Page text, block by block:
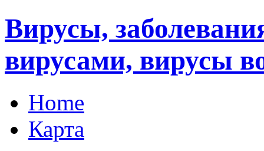
Вирусы,
вирусами, вирусы
Home
Карта